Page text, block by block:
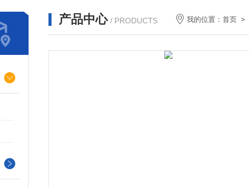
产品中心 / PRODUCTS 我的位置：首页 >